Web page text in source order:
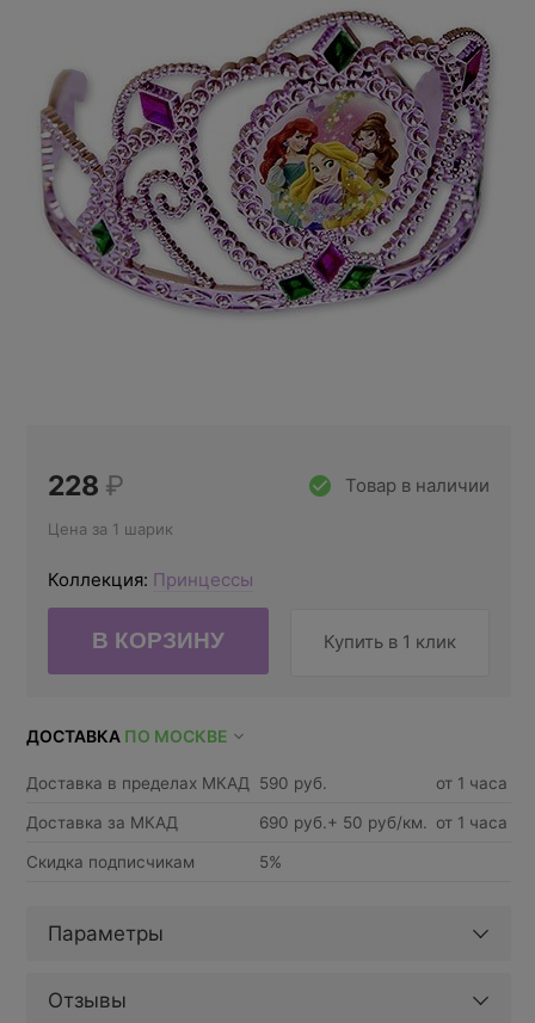
Товар в наличии
228 ₽
Цена за 1 шарик
Коллекция: Принцессы
Купить в 1 клик
ДОСТАВКА ПО МОСКВЕ
Доставка в пределах МКАД 590 руб. от 1 часа
Доставка за МКАД 690 руб.+ 50 руб/км. от 1 часа
Скидка подписчикам 5%
Параметры
Отзывы